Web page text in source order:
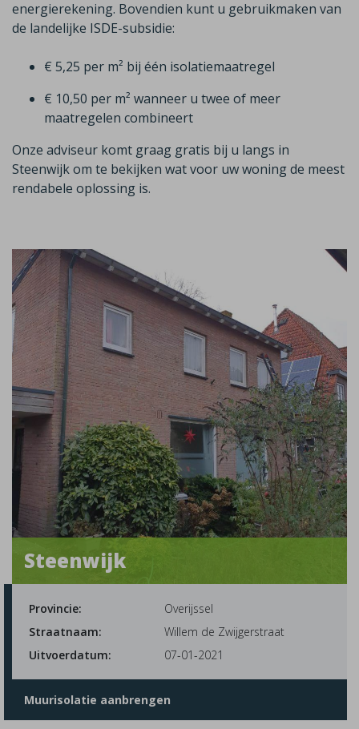
energierekening. Bovendien kunt u gebruikmaken van
de landelijke ISDE-subsidie:
€ 5,25 per m² bij één isolatiemaatregel
€ 10,50 per m² wanneer u twee of meer
maatregelen combineert
Onze adviseur komt graag gratis bij u langs in
Steenwijkom te bekijken wat voor uw woning de meest
rendabele oplossing is.
Steenwijk
Provincie:
Overijssel
Straatnaam:
Willem de Zwijgerstraat
Uitvoerdatum:
07-01-2021
Muurisolatie aanbrengen